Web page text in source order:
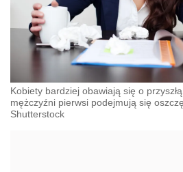
Kobiety bardziej obawiają się o
mężczyźni pierwsi podejmują się
Shutterstock